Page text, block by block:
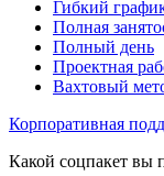
Гибкий
Полная
Полный день
Проектная
Вахтовый
Корпоративная
Какой соцпакет вы